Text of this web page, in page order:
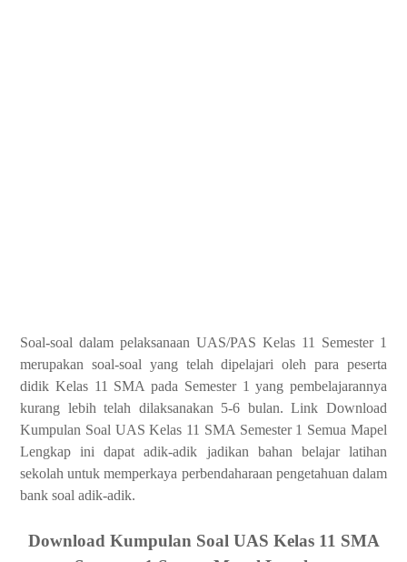
Soal-soal dalam pelaksanaan UAS/PAS Kelas 11 Semester 1
merupakan soal-soal yang telah dipelajari oleh para peserta
didik Kelas 11 SMA pada Semester 1 yang pembelajarannya
kurang lebih telah dilaksanakan 5-6 bulan. Link Download
Kumpulan Soal UAS Kelas 11 SMA Semester 1 Semua Mapel
Lengkap ini dapat adik-adik jadikan bahan belajar latihan
sekolah untuk memperkaya perbendaharaan pengetahuan dalam
bank soal adik-adik.
Download Kumpulan Soal UAS Kelas 11 SMA